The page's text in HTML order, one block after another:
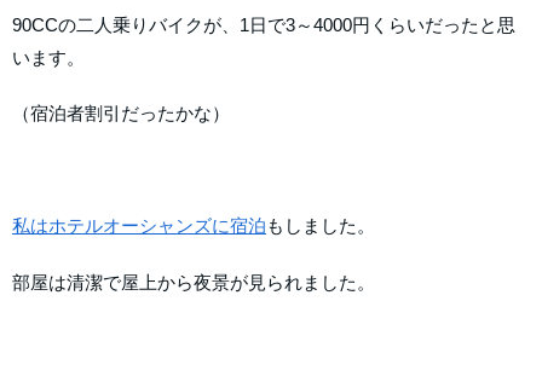
90CCの二人乗りバイクが、1日で3～4000円くらいだったと思
います。
（宿泊者割引だったかな）
私はホテルオーシャンズに宿泊もしました。
部屋は清潔で屋上から夜景が見られました。